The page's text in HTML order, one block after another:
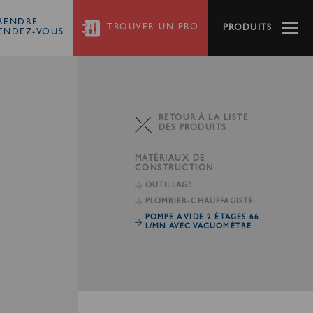
VOUS
TROUVER UN PRO PRODUITS
RETOUR À LA LISTE
DES PRODUITS
MATÉRIAUX DE
CONSTRUCTION
OUTILLAGE
PLOMBIER-CHAUFFAGISTE
POMPE A VIDE 2 ÉTAGES 66
L/MN AVEC VACUOMÈTRE